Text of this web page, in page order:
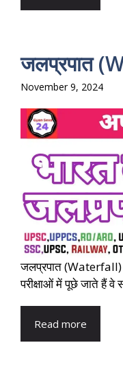
जलप्रपात
November 9, 2024
जलप्रपात (Waterfall)
परीक्षाओं में पूछे जाते हैं वे
Read more